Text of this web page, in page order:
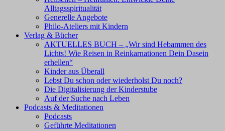
Alltagsspiritualität
Generelle Angebote
Philo-Ateliers mit Kindern
Verlag & Bücher
AKTUELLES BUCH – „Wir sind Hebammen des
Lichts! Wie Reisen in Reinkarnationen Dein Dasein
erhellen“
Kinder aus Überall
Lebst Du schon oder wiederholst Du noch?
Die Digitalisierung der Kinderstube
Auf der Suche nach Leben
Podcasts & Meditationen
Podcasts
Geführte Meditationen